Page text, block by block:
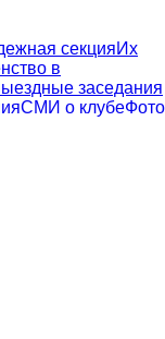
секцияИх
в
заседания
СМИ о клубеФото